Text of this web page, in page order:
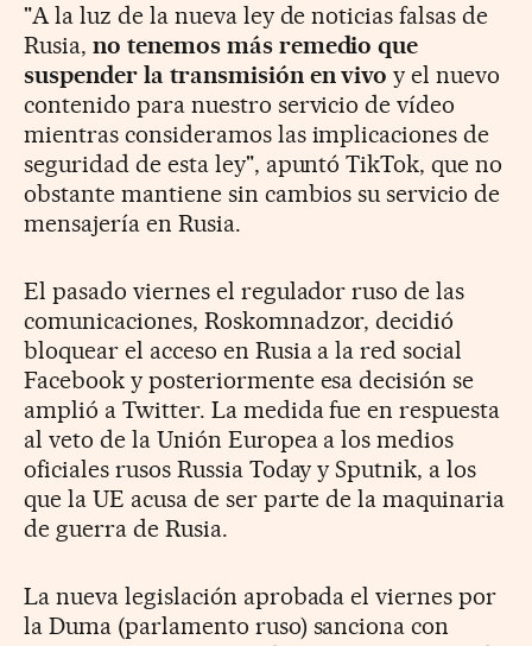
"A la luz de la nueva ley de noticias falsas de
Rusia, no tenemos más remedio que
suspender la transmisión en vivo y el nuevo
contenido para nuestro servicio de vídeo
mientras consideramos las implicaciones de
seguridad de esta ley", apuntó TikTok, que no
obstante mantiene sin cambios su servicio de
mensajería en Rusia.
El pasado viernes el regulador ruso de las
comunicaciones, Roskomnadzor, decidió
bloquear el acceso en Rusia a la red social
Facebook y posteriormente esa decisión se
amplió a Twitter. La medida fue en respuesta
al veto de la Unión Europea a los medios
oficiales rusos Russia Today y Sputnik, a los
que la UE acusa de ser parte de la maquinaria
de guerra de Rusia.
La nueva legislación aprobada el viernes por
la Duma (parlamento ruso) sanciona con